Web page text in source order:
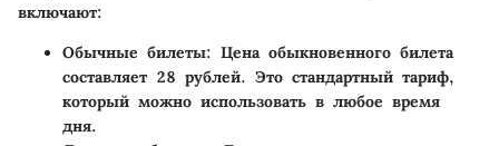
включают:
Обычные билеты: Цена обыкновенного билета
составляет 28 рублей. Это стандартный тариф,
который можно использовать в любое время
дня.